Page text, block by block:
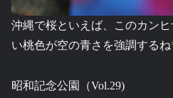
沖縄で桜といえば、このカン
い桃色が空の青さを強調するね
昭和記念公園（Vol.29)